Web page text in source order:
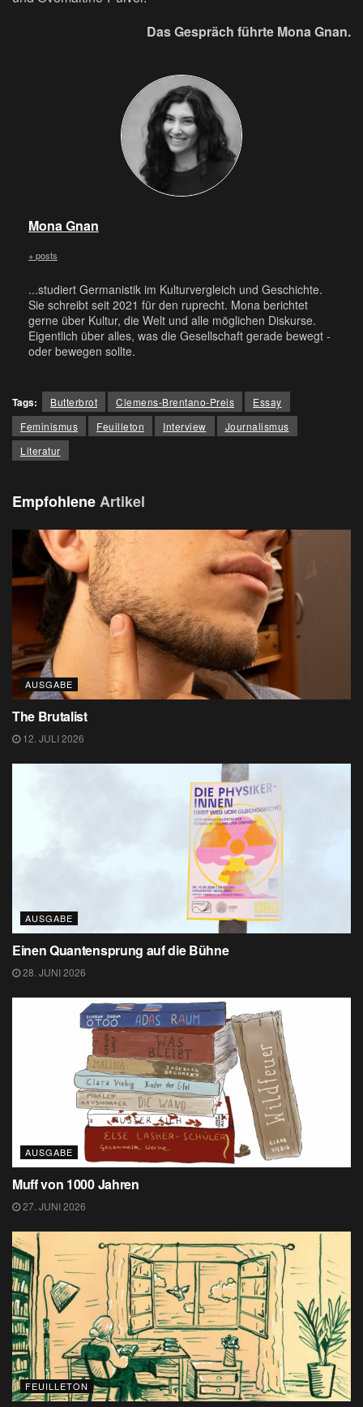
Das Gespräch führte Mona Gnan.
Mona Gnan
+ posts
...studiert Germanistik im Kulturvergleich und Geschichte.
Sie schreibt seit 2021 für den ruprecht. Mona berichtet
gerne über Kultur, die Welt und alle möglichen Diskurse.
Eigentlich über alles, was die Gesellschaft gerade bewegt -
oder bewegen sollte.
Tags: Butterbrot Clemens-Brentano-Preis
Essay
Feminismus
Feuilleton Interview
Journalismus
Literatur
EmpfohleneArtikel
AUSGABE
The Brutalist
12. JULI 2026
AUSGABE
Einen Quantensprung auf die Bühne
28. JUNI 2026
AUSGABE
Muff von 1000 Jahren
27. JUNI 2026
FEUILLETON